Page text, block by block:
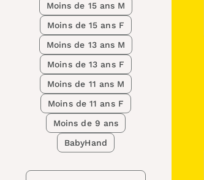
Moins de 15 ans M
Moins de 15 ans F
Moins de 13 ans M
Moins de 13 ans F
Moins de 11 ans M
Moins de 11 ans F
Moins de 9 ans
BabyHand